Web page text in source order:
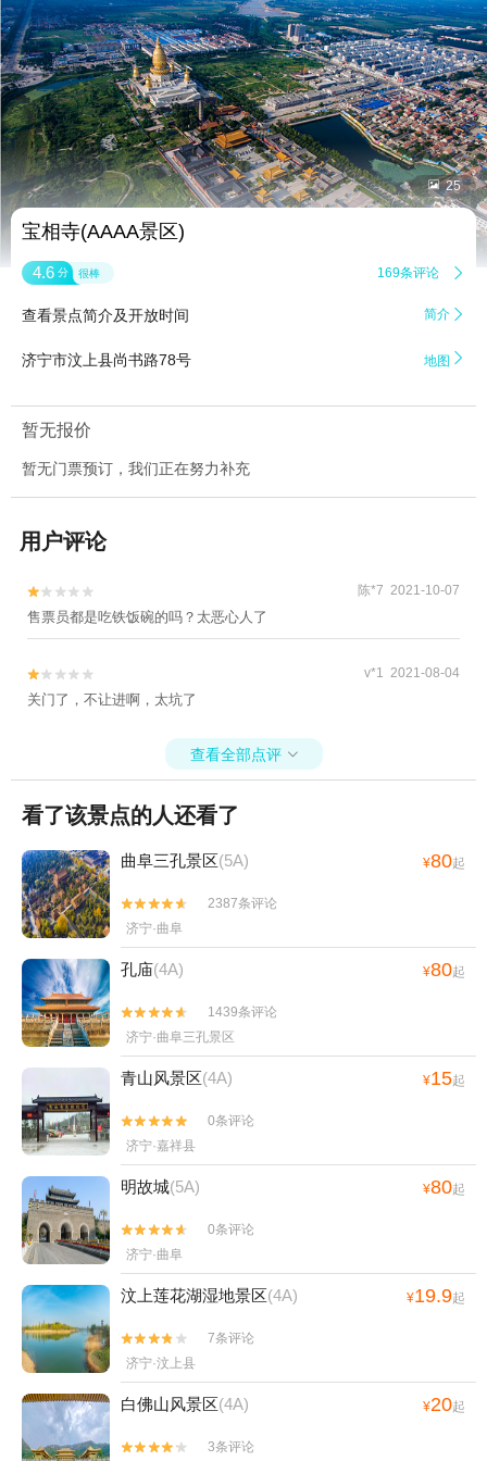
 25
宝相寺(AAAA景区)
4.6 分 很棒 169条评论 
查看景点简介及开放时间 简介 
济宁市汶上县尚书路78号 地图 
暂无报价
暂无门票预订，我们正在努力补充
用户评论

 陈*7 2021-10-07
售票员都是吃铁饭碗的吗？太恶心人了

 v*1 2021-08-04
关门了，不让进啊，太坑了
查看全部点评 
看了该景点的人还看了
曲阜三孔景区(5A) ¥80起


2387条评论
济宁·曲阜
孔庙(4A) ¥80起


1439条评论
济宁·曲阜三孔景区
青山风景区(4A) ¥15起


0条评论
济宁·嘉祥县
明故城(5A) ¥80起


0条评论
济宁·曲阜
汶上莲花湖湿地景区(4A) ¥19.9起


7条评论
济宁·汶上县
白佛山风景区(4A) ¥20起

 3条评论
